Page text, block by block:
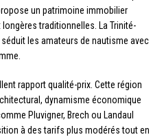
un patrimoine immobilier
traditionnelles. La Trinité-
les amateurs de nautisme avec
rapport qualité-prix. Cette région
dynamisme économique
Pluvigner, Brech ou Landaul
à des tarifs plus modérés tout en